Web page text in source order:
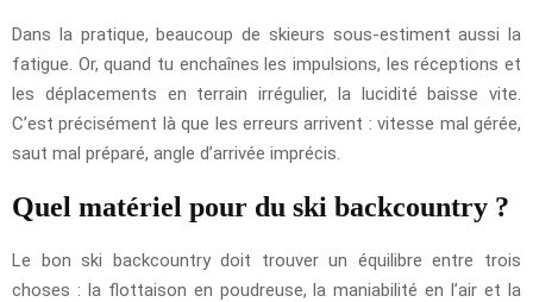
Dans la pratique, beaucoup de skieurs sous-estiment aussi la
fatigue. Or, quand tu enchaînes les impulsions, les réceptions et
les déplacements en terrain irrégulier, la lucidité baisse vite.
C’est précisément là que les erreurs arrivent : vitesse mal gérée,
saut mal préparé, angle d’arrivée imprécis.
Quel matériel pour du ski backcountry ?
Le bon ski backcountry doit trouver un équilibre entre trois
choses : la flottaison en poudreuse, la maniabilité en l’air et la